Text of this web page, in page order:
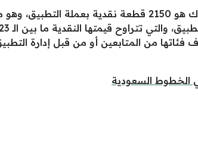
من المتابعين أو من قبل إدارة
الخطوط السعودية